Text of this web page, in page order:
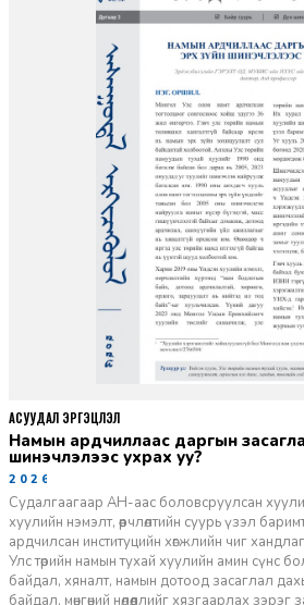
Намын ардчиллаас даргын засаглал: Эрх зүйн
шинэчлэлээс ухрах уу?
2026-07-08
Судалгаагаар АН-аас боловсруулсан
хуулийн нэмэлт, өөрчлөлтийн суурь үзэл
ардчилсан институцийн хөгжлийн чиг
Улс төрийн намын тухай хуулийн амин сүнс
байдал, хяналт, намын дотоод засаглал
байдал, мөнгөний нөлөөллийг хязгаарлах
АСУУДАЛ ЭРГЭЦҮҮЛЭЛ